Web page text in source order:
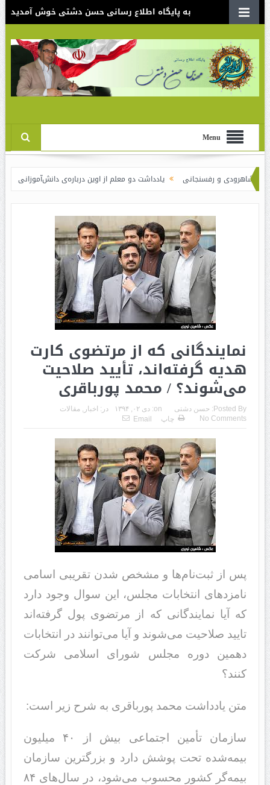
به پایگاه اطلاع رسانی حسن دشتی خوش آمدید
Menu
و رفسنجانی یادداشت دو معلم از اوین درباره‌ی دانش‌آموزانی که سوختند
نمایندگانی که از مرتضوی کارت
هدیه گرفته‌اند، تأیید صلاحیت
می‌شوند؟ / محمد پورباقری
Posted By: حسن دشتی on: دی ۰۲, ۱۳۹۴ در: اخبار , مقالات
No Comments
چاپ Email
پس از ثبت‌نام‌ها و مشخص شدن تقریبی اسامی
نامزدهای انتخابات مجلس، این سوال وجود دارد
که آیا نمایندگانی که از مرتضوی پول گرفته‌اند
تایید صلاحیت می‌شوند و آیا می‌توانند در انتخابات
دهمین دوره مجلس شورای اسلامی شرکت
کنند؟
متن یادداشت محمد پورباقری به شرح زیر است:
سازمان تأمین اجتماعی بیش از ۴۰ میلیون
بیمه‌شده تحت پوشش دارد و بزرگترین سازمان
بیمه‌گر کشور محسوب می‌شود، در سال‌های ۸۴